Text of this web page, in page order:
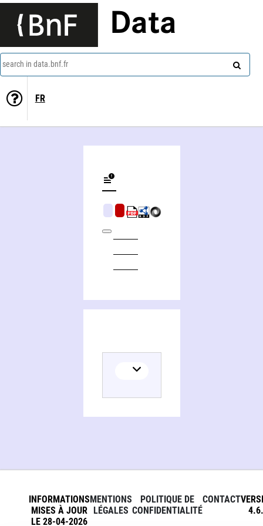
Data
search in data.bnf.fr
FR
INFORMATIONS
MISES À JOUR
LE 28-04-2026
MENTIONS
LÉGALES
POLITIQUE DE
CONFIDENTIALITÉ
CONTACT